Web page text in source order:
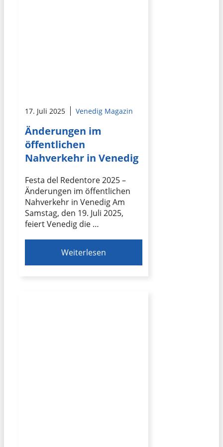
17. Juli 2025 Venedig Magazin
Änderungen im
öffentlichen
Nahverkehr in Venedig
Festa del Redentore 2025 –
Änderungen im öffentlichen
Nahverkehr in Venedig Am
Samstag, den 19. Juli 2025,
feiert Venedig die …
Weiterlesen